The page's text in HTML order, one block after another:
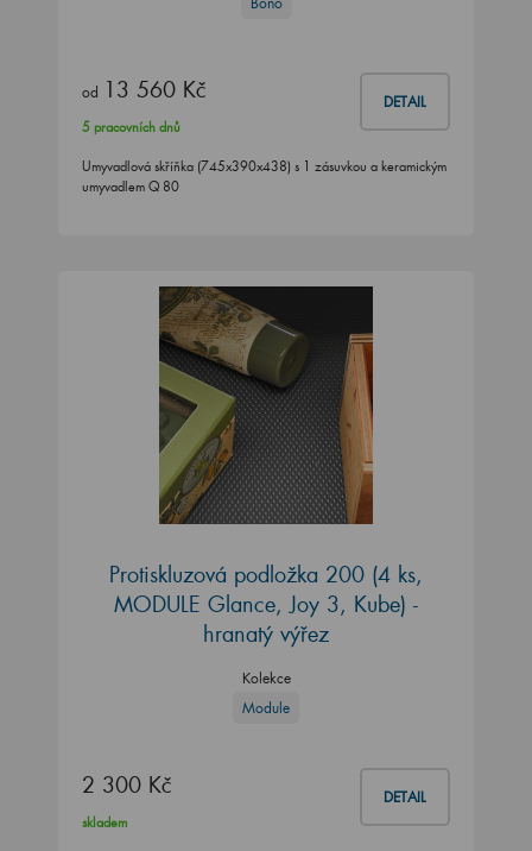
od 13 560 Kč DETAIL
5 pracovních dnů
Umyvadlová skříňka (745x390x438) s 1 zásuvkou a keramickým
umyvadlem Q 80
Protiskluzová podložka 200 (4 ks,
MODULE Glance, Joy 3, Kube) -
hranatý výřez
Kolekce
Module
2 300 Kč DETAIL
skladem